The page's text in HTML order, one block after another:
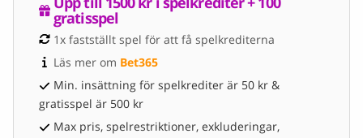
gratisspel
1x fastställt spel för att få spelkrediterna
Läs mer om Bet365
Min. insättning för spelkrediter är 50 kr &
gratisspel är 500 kr
Max pris, spelrestriktioner, exkluderingar,